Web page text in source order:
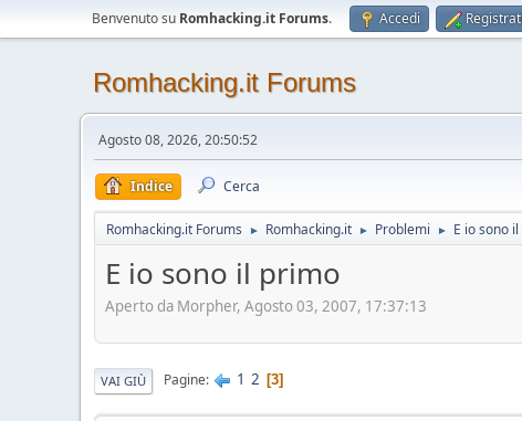
Benvenuto su Romhacking.it Forums. Accedi
Romhacking.it Forums
Agosto 08, 2026, 20:50:52
Indice Cerca
Romhacking.it Forums ► Romhacking.it ► Problemi ► E io sono
E io sono il primo
Aperto da Morpher, Agosto 03, 2007, 17:37:13
VAI GIÙ Pagine 1 2 3